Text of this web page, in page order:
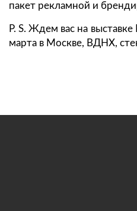
пакет рекламной и
P. S. Ждем вас на
марта в Москве, ВДНХ,